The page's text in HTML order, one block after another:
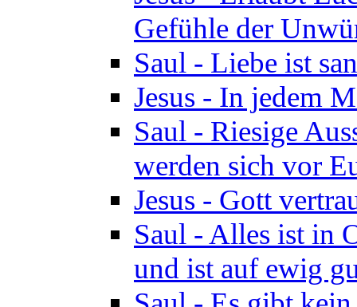
Gefühle der
Saul - Liebe ist
Jesus - In jedem
Saul - Riesige
werden sich vor
Jesus - Gott
Saul - Alles ist in
und ist auf ewig